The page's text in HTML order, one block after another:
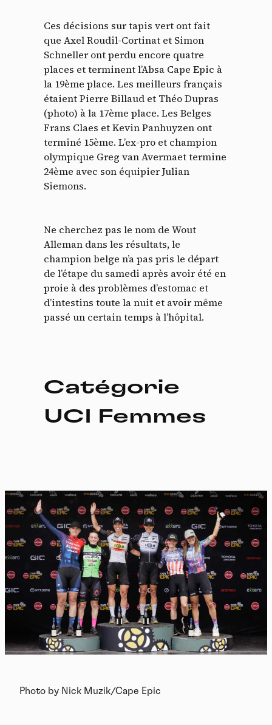
Ces décisions sur tapis vert ont fait
que Axel Roudil-Cortinat et Simon
Schneller ont perdu encore quatre
places et terminent l’Absa Cape Epic à
la 19ème place. Les meilleurs français
étaient Pierre Billaud et Théo Dupras
(photo) à la 17ème place. Les Belges
Frans Claes et Kevin Panhuyzen ont
terminé 15ème. L’ex-pro et champion
olympique Greg van Avermaet termine
24ème avec son équipier Julian
Siemons.
Ne cherchez pas le nom de Wout
Alleman dans les résultats, le
champion belge n’a pas pris le départ
de l’étape du samedi après avoir été en
proie à des problèmes d’estomac et
d’intestins toute la nuit et avoir même
passé un certain temps à l’hôpital.
Catégorie
UCI Femmes
Photo by Nick Muzik/Cape Epic